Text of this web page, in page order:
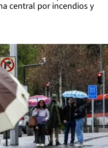
central por incendios y